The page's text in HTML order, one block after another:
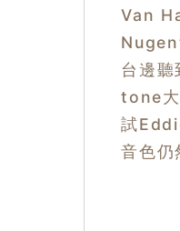
Van
台邊
tone大
試
音色仍